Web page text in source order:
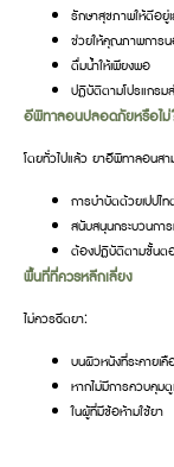
รักษาสุขภาพให้ดีอยู่
ช่วยให้คุณภาพการ
ดื่มน้ำให้เพียงพอ
ปฏิบัติตามโปรแกร
อีพิทาลอนปลอดภัยหรือไ
โดยทั่วไปแล้ว ยาอีพิทาลอนส
การบำบัดด้วยเปปไ
สนับสนุนกระบวนกา
ต้องปฏิบัติตามขั้นต
พื้นที่ที่ควรหลีกเลี่ยง
ไม่ควรฉีดยา:
บนผิวหนังที่ระคายเ
หากไม่มีการควบคุมดู
ในผู้ที่มีข้อห้ามใช้ยา